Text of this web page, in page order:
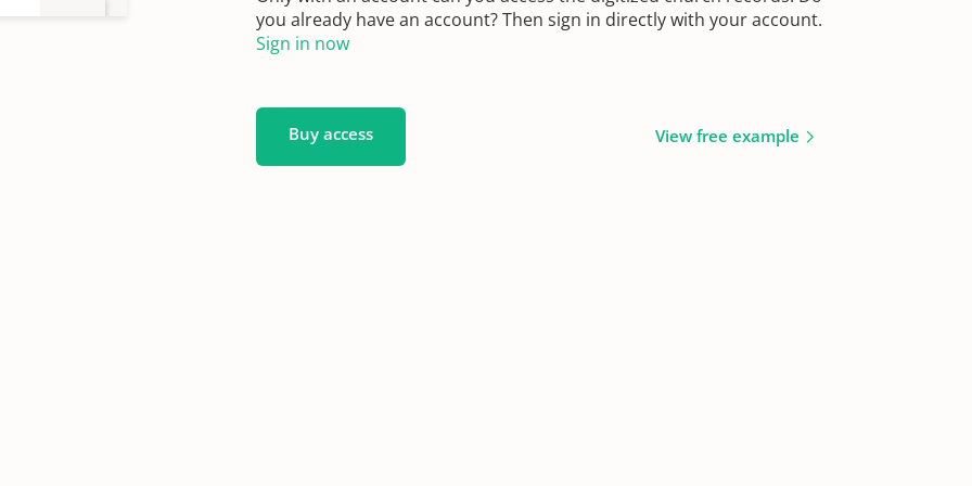
you already have an account? Then sign in directly with your account.
Sign in now
Buy access View free example